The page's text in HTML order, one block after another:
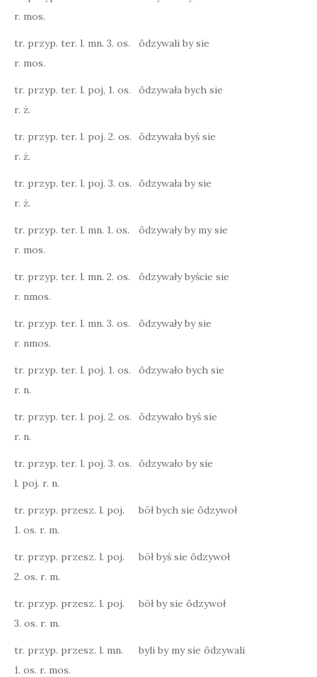
r. mos.
tr. przyp. ter. l. mn. 3. os.
r. mos.
ôdzywali by sie
tr. przyp. ter. l. poj, 1. os.
r. ż.
ôdzywała bych sie
tr. przyp. ter. l. poj. 2. os.
r. ż.
ôdzywała byś sie
tr. przyp. ter. l. poj. 3. os.
r. ż.
ôdzywała by sie
tr. przyp. ter. l. mn. 1. os.
r. mos.
ôdzywały by my sie
tr. przyp. ter. l. mn. 2. os.
r. nmos.
ôdzywały byście sie
tr. przyp. ter. l. mn. 3. os.
r. nmos.
ôdzywały by sie
tr. przyp. ter. l. poj. 1. os.
r. n.
ôdzywało bych sie
tr. przyp. ter. l. poj. 2. os.
r. n.
ôdzywało byś sie
tr. przyp. ter. l. poj. 3. os.
l. poj. r. n.
ôdzywało by sie
tr. przyp. przesz. l. poj.
1. os. r. m.
bōł bych sie ôdzywoł
tr. przyp. przesz. l. poj.
2. os. r. m.
bōł byś sie ôdzywoł
tr. przyp. przesz. l. poj.
3. os. r. m.
bōł by sie ôdzywoł
tr. przyp. przesz. l. mn.
1. os. r. mos.
byli by my sie ôdzywali